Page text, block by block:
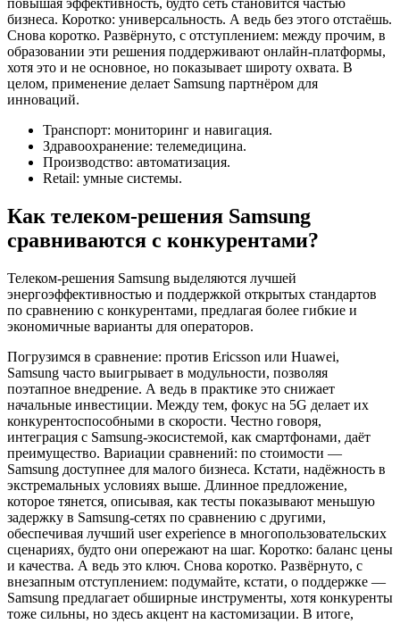
повышая эффективность, будто сеть становится частью
бизнеса. Коротко: универсальность. А ведь без этого отстаёшь.
Снова коротко. Развёрнуто, с отступлением: между прочим, в
образовании эти решения поддерживают онлайн-платформы,
хотя это и не основное, но показывает широту охвата. В
целом, применение делает Samsung партнёром для
инноваций.
Транспорт: мониторинг и навигация.
Здравоохранение: телемедицина.
Производство: автоматизация.
Retail: умные системы.
Как телеком-решения Samsung
сравниваются с конкурентами?
Телеком-решения Samsung выделяются лучшей
энергоэффективностью и поддержкой открытых стандартов
по сравнению с конкурентами, предлагая более гибкие и
экономичные варианты для операторов.
Погрузимся в сравнение: против Ericsson или Huawei,
Samsung часто выигрывает в модульности, позволяя
поэтапное внедрение. А ведь в практике это снижает
начальные инвестиции. Между тем, фокус на 5G делает их
конкурентоспособными в скорости. Честно говоря,
интеграция с Samsung-экосистемой, как смартфонами, даёт
преимущество. Вариации сравнений: по стоимости —
Samsung доступнее для малого бизнеса. Кстати, надёжность в
экстремальных условиях выше. Длинное предложение,
которое тянется, описывая, как тесты показывают меньшую
задержку в Samsung-сетях по сравнению с другими,
обеспечивая лучший user experience в многопользовательских
сценариях, будто они опережают на шаг. Коротко: баланс цены
и качества. А ведь это ключ. Снова коротко. Развёрнуто, с
внезапным отступлением: подумайте, кстати, о поддержке —
Samsung предлагает обширные инструменты, хотя конкуренты
тоже сильны, но здесь акцент на кастомизации. В итоге,